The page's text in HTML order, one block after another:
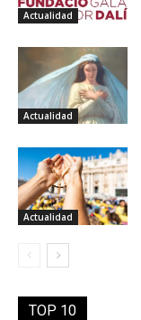
Actualidad
Actualidad
Actualidad
TOP 10